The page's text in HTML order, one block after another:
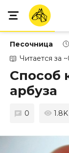
Песочница
Читается за
Способ
арбуза
0 1.8K